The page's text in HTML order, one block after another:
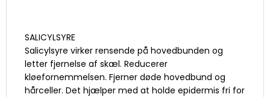
SALICYLSYRE
Salicylsyre virker rensende på hovedbunden og
letter fjernelse af skæl. Reducerer
kløefornemmelsen. Fjerner døde hovedbund og
hårceller. Det hjælper med at holde epidermis fri for